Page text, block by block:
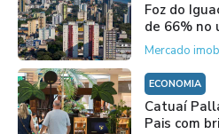
Foz do
de 66% no
Mercado
ECONOMIA
Catuaí
Pais com